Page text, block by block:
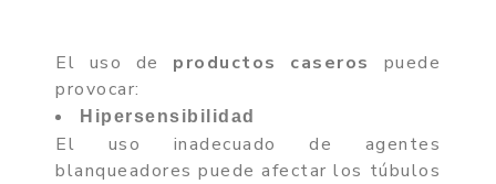
El uso de productos caseros
puede
provocar:
Hipersensibilidad
El uso inadecuado de agentes
blanqueadores puede afectar los túbulos